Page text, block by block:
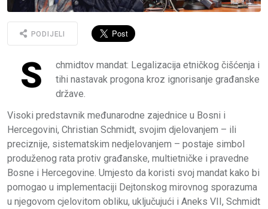
PODIJELI
S
chmidtov mandat: Legalizacija etničkog čišćenja i
tihi nastavak progona kroz ignorisanje građanske
države.
Visoki predstavnik međunarodne zajednice u Bosni i
Hercegovini, Christian Schmidt, svojim djelovanjem – ili
preciznije, sistematskim nedjelovanjem – postaje simbol
produženog rata protiv građanske, multietničke i pravedne
Bosne i Hercegovine. Umjesto da koristi svoj mandat kako bi
pomogao u implementaciji Dejtonskog mirovnog sporazuma
u njegovom cjelovitom obliku, uključujući i Aneks VII, Schmidt